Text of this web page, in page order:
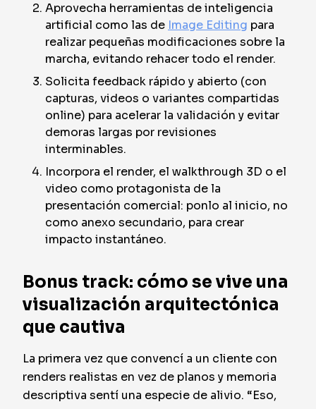
Aprovecha herramientas de inteligencia
artificial como las de Image Editing para
realizar pequeñas modificaciones sobre la
marcha, evitando rehacer todo el render.
Solicita feedback rápido y abierto (con
capturas, videos o variantes compartidas
online) para acelerar la validación y evitar
demoras largas por revisiones
interminables.
Incorpora el render, el walkthrough 3D o el
video como protagonista de la
presentación comercial: ponlo al inicio, no
como anexo secundario, para crear
impacto instantáneo.
Bonus track: cómo se vive una
visualización arquitectónica
que cautiva
La primera vez que convencí a un cliente con
renders realistas en vez de planos y memoria
descriptiva sentí una especie de alivio. “Eso,